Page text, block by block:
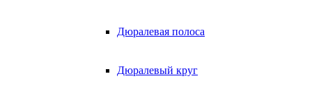
Дюралевая полоса
Дюралевый круг